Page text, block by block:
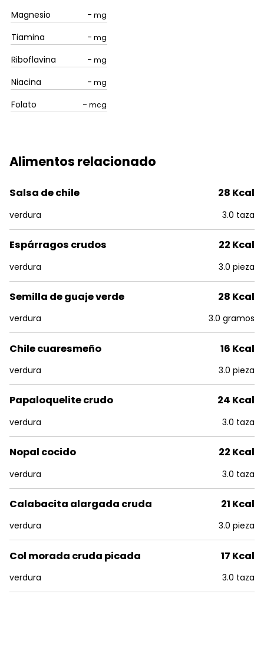
Magnesio - mg
Tiamina - mg
Riboflavina - mg
Niacina - mg
Folato - mcg
Alimentos relacionado
Salsa de chile
verdura
28 Kcal
3.0 taza
Espárragos crudos
verdura
22 Kcal
3.0 pieza
Semilla de guaje verde
verdura
28 Kcal
3.0 gramos
Chile cuaresmeño
verdura
16 Kcal
3.0 pieza
Papaloquelite crudo
verdura
24 Kcal
3.0 taza
Nopal cocido
verdura
22 Kcal
3.0 taza
Calabacita alargada cruda
verdura
21 Kcal
3.0 pieza
Col morada cruda picada
verdura
17 Kcal
3.0 taza